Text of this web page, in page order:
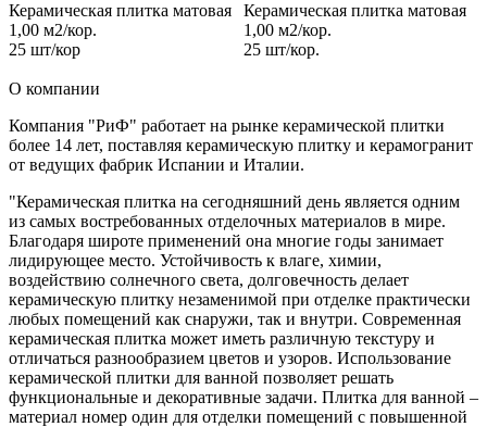
Керамическая плитка матовая
1,00 м2/кор.
25 шт/кор
Керамическая плитка матовая
1,00 м2/кор.
25 шт/кор.
О компании
Компания "РиФ" работает на рынке керамической плитки
более 14 лет, поставляя керамическую плитку и керамогранит
от ведущих фабрик Испании и Италии.
"Керамическая плитка на сегодняшний день является одним
из самых востребованных отделочных материалов в мире.
Благодаря широте применений она многие годы занимает
лидирующее место. Устойчивость к влаге, химии,
воздействию солнечного света, долговечность делает
керамическую плитку незаменимой при отделке практически
любых помещений как снаружи, так и внутри. Современная
керамическая плитка может иметь различную текстуру и
отличаться разнообразием цветов и узоров. Использование
керамической плитки для ванной позволяет решать
функциональные и декоративные задачи. Плитка для ванной –
материал номер один для отделки помещений с повышенной